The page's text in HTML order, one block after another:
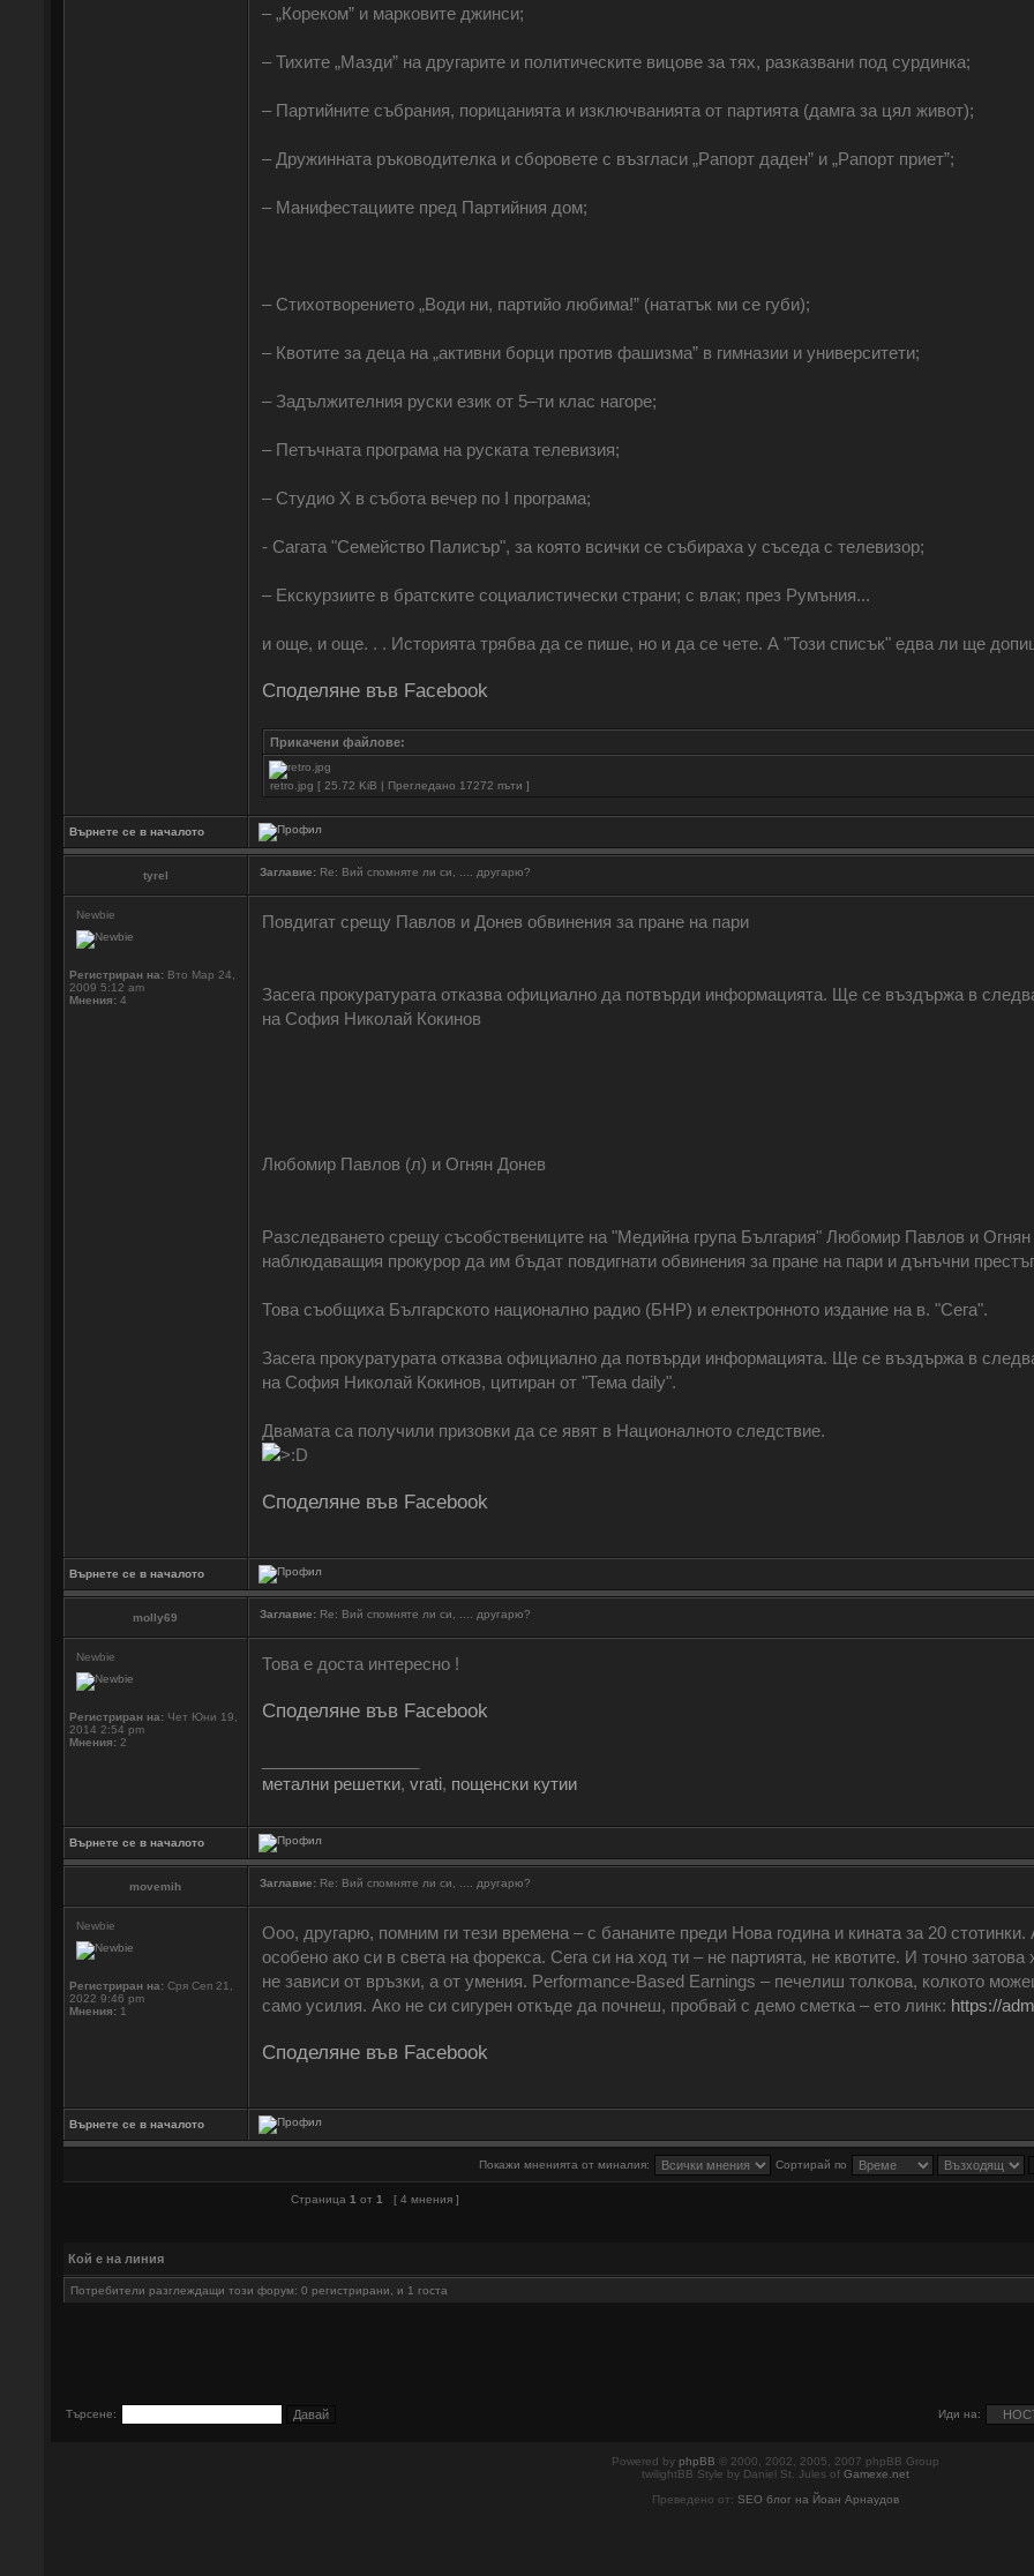
‒ „Кореком” и марковите джинси;
‒ Тихите „Мазди” на другарите и политическите вицове за тях, разказвани под сурдинка;
‒ Партийните събрания, порицанията и изключванията от партията (дамга за цял живот);
‒ Дружинната ръководителка и сборовете с възгласи „Рапорт даден” и „Рапорт приет”;
‒ Манифестациите пред Партийния дом;
‒ Стихотворението „Води ни, партийо любима!” (нататък ми се губи);
‒ Квотите за деца на „активни борци против фашизма” в гимназии и университети;
‒ Задължителния руски език от 5‒ти клас нагоре;
‒ Петъчната програма на руската телевизия;
‒ Студио Х в събота вечер по І програма;
- Сагата "Семейство Палисър", за която всички се събираха у съседа с телевизор;
‒ Екскурзиите в братските социалистически страни; с влак; през Румъния...
и още, и още. . . Историята трябва да се пише, но и да се чете. А "Този списък" едва ли ще
Споделяне във Facebook
Прикачени файлове:
retro.jpg [ 25.72 KiB | Прегледано 17272 пъти ]
Върнете се в началото
tyrel Заглавие:Re: Вий спомняте ли си, .... другарю?
Newbie
Регистриран на:Вто Мар 24,
2009 5:12 am
Мнения:4
Повдигат срещу Павлов и Донев обвинения за пране на пари
Засега прокуратурата отказва официално да потвърди информацията. Ще се въздържа в
на София Николай Кокинов
Любомир Павлов (л) и Огнян Донев
Разследването срещу съсобствениците на "Медийна група България" Любомир Павлов и
наблюдаващия прокурор да им бъдат повдигнати обвинения за пране на пари и дънъчни
Това съобщиха Българското национално радио (БНР) и електронното издание на в. "Сега".
Засега прокуратурата отказва официално да потвърди информацията. Ще се въздържа в
на София Николай Кокинов, цитиран от "Тема daily".
Двамата са получили призовки да се явят в Националното следствие.
Споделяне във Facebook
Върнете се в началото
molly69 Заглавие:Re: Вий спомняте ли си, .... другарю?
Newbie
Регистриран на:Чет Юни 19,
2014 2:54 pm
Мнения:2
Това е доста интересно !
Споделяне във Facebook
метални решетки, vrati, пощенски кутии
Върнете се в началото
movemih Заглавие:Re: Вий спомняте ли си, .... другарю?
Newbie
Регистриран на:Сря Сеп 21,
2022 9:46 pm
Мнения:1
Ооо, другарю, помним ги тези времена – с бананите преди Нова година и кината за 20
особено ако си в света на форекса. Сега си на ход ти – не партията, не квотите. И точно
не зависи от връзки, а от умения. Performance-Based Earnings – печелиш толкова, колкото
само усилия. Ако не си сигурен откъде да почнеш, пробвай с демо сметка – ето линк: https://
Споделяне във Facebook
Върнете се в началото
Покажи мненията от миналия: Сортирай по
Страница 1 от 1 [ 4 мнения ]
Кой е на линия
Потребители разглеждащи този форум: 0 регистрирани, и 1 госта
Търсене: Иди на:
Powered by phpBB © 2000, 2002, 2005, 2007 phpBB Group
twilightBB Style by Daniel St. Jules of Gamexe.net
Преведено от: SEO блог на Йоан Арнаудов